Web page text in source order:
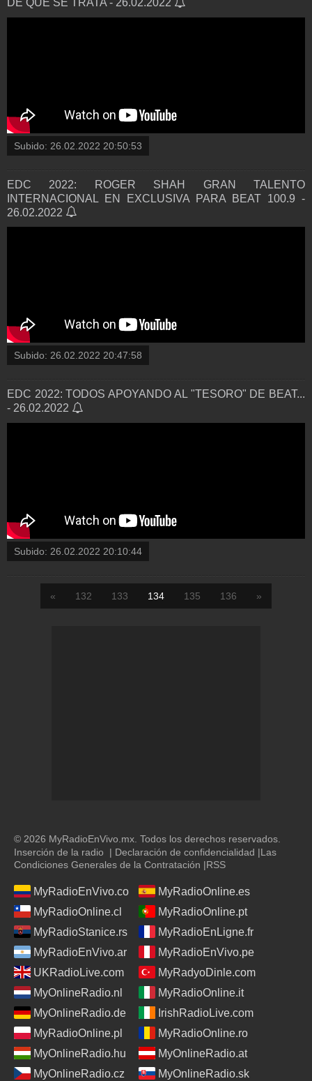
Subido: 26.02.2022 20:50:53
EDC 2022: ROGER SHAH GRAN TALENTO
INTERNACIONAL EN EXCLUSIVA PARA BEAT 100.9 -
26.02.2022
Subido: 26.02.2022 20:47:58
EDC 2022: TODOS APOYANDO AL "TESORO" DE BEAT...
- 26.02.2022
Subido: 26.02.2022 20:10:44
« 132 133 134 135 136 »
© 2026 MyRadioEnVivo.mx. Todos los derechos reservados.
Inserción de la radio | Declaración de confidencialidad |Las
Condiciones Generales de la Contratación |RSS
MyRadioEnVivo.co
MyRadioOnline.es
MyRadioOnline.cl
MyRadioOnline.pt
MyRadioStanice.rs
MyRadioEnLigne.fr
MyRadioEnVivo.ar
MyRadioEnVivo.pe
UKRadioLive.com
MyRadyoDinle.com
MyOnlineRadio.nl
MyRadioOnline.it
MyOnlineRadio.de
IrishRadioLive.com
MyRadioOnline.pl
MyRadioOnline.ro
MyOnlineRadio.hu
MyOnlineRadio.at
MyOnlineRadio.cz
MyOnlineRadio.sk